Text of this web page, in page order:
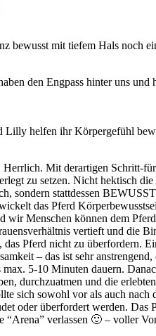
bewusst mit tiefem Hals noch
den Engpass hinter uns und
Lilly helfen ihr Körpergefühl
Mit derartigen Schritt-
zu setzen. Nicht hektisch
sondern stattdessen
das Pferd
wir Menschen können dem
vertieft und die
das Pferd nicht zu überfordern.
– das ist sehr
5-10 Minuten dauern.
durchzuatmen und die
sich sowohl vor als auch
oder überfordert werden. Das
“Arena” verlassen 🙂 – voller